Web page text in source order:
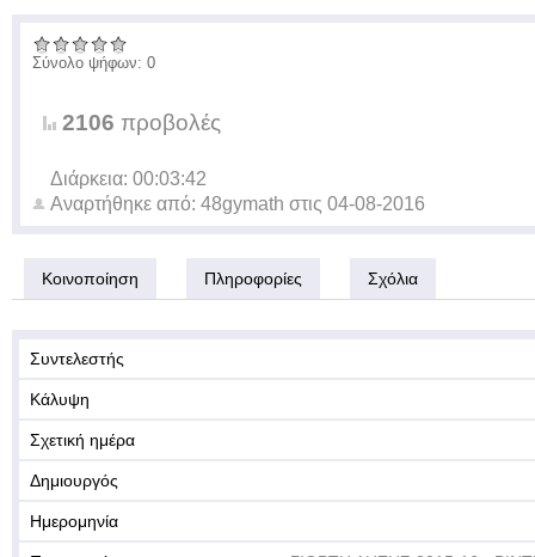
Σύνολο ψήφων: 0
2106 προβολές
Διάρκεια: 00:03:42
Αναρτήθηκε από: 48gymath στις 04-08-2016
Κοινοποίηση Πληροφορίες Σχόλια
Συντελεστής
Κάλυψη
Σχετική ημέρα
Δημιουργός
Ημερομηνία